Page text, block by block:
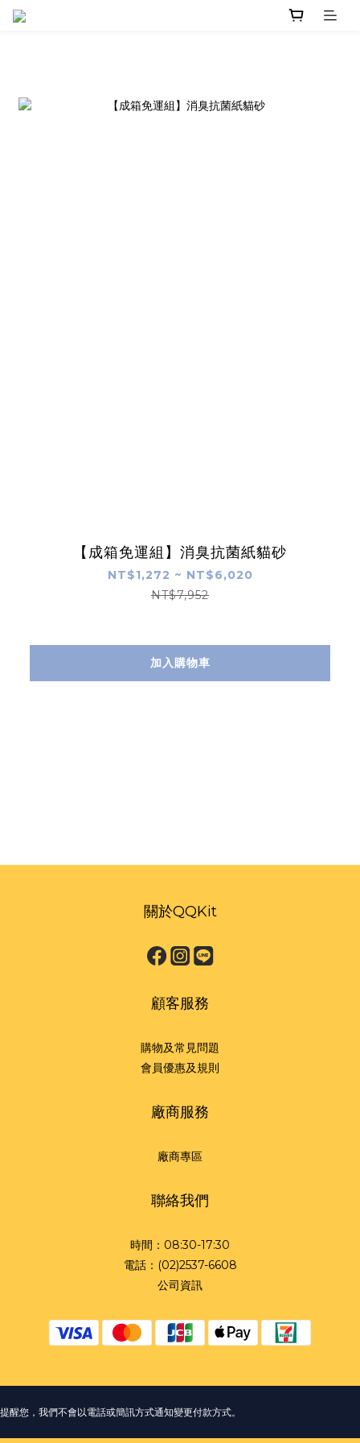
【成箱免運組】消臭抗菌紙貓砂
NT$1,272 ~ NT$6,020
NT$7,952
加入購物車
關於QQKit
顧客服務
購物及常見問題
會員優惠及規則
廠商服務
廠商專區
聯絡我們
時間：08:30-17:30
電話：(02)2537-6608
公司資訊
提醒您，我們不會以電話或簡訊方式通知變更付款方式。